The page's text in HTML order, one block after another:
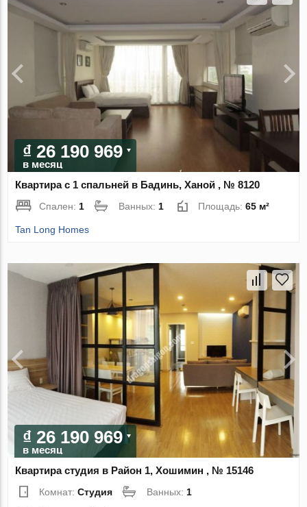
₫ 26 190 969
в месяц
Квартира с 1 спальней в Бадинь, Ханой , № 8120
Спален: 1 Ванных: 1 Площадь:65 м²
Tan Long Homes
₫ 26 190 969
в месяц
Квартира студия в Район 1, Хошимин , № 15146
Комнат:Студия Ванных: 1